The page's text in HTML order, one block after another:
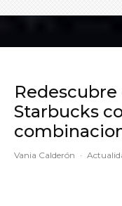
Redescubre
Starbucks
Vania Calderón ·